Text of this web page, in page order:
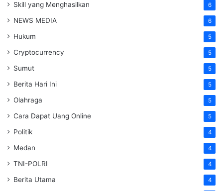
Skill yang Menghasilkan 6
NEWS MEDIA 6
Hukum 5
Cryptocurrency 5
Sumut 5
Berita Hari Ini 5
Olahraga 5
Cara Dapat Uang Online 5
Politik 4
Medan 4
TNI-POLRI 4
Berita Utama 4